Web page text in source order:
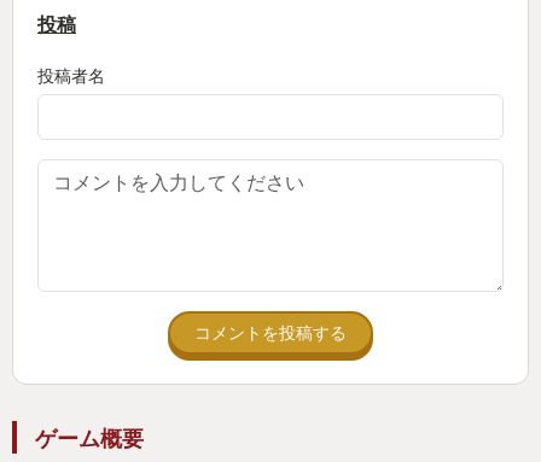
ますし、アイテム回収もしやすくなり、かなりスト
ントは、初めてモンスターハンターをプレイする人
今回今までのモンスターハンターは主に広大なフィ
ールドで狩っていましたが、”百竜夜行”はタワーディ
フェンスゲームのような仕様になっており、たくさ
んのモンスターが一気に一つのエリアに押し寄せま
す。みんなで作戦を立てて、武器で戦う者、周りに
大砲、罠、バリスタ、カムラの里の仲間を呼ぶなど
投稿
投稿者名
コメントを投稿する
ゲーム概要